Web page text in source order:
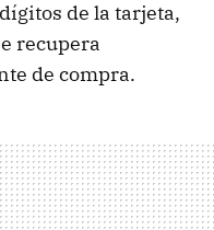
de la tarjeta,
recupera
de compra.